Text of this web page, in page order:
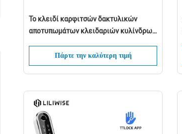
Το κλειδί καρφιτσών δακτυλικών
αποτυπωμάτων κλειδαριών κυλίνδρων
Bluetooth ξεκλειδώνει
Πάρτε την καλύτερη τιμή